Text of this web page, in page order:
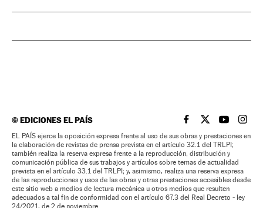
©EDICIONES EL PAÍS EL PAÍS BRASIL EN
EL PAÍSEL PAÍS
EL
EL PAÍS ejerce la oposición expresa frente al uso de sus obras y prestaciones en
la elaboración de revistas de prensa prevista en el artículo 32.1 del TRLPI;
también realiza la reserva expresa frente a la reproducción, distribución y
comunicación pública de sus trabajos y artículos sobre temas de actualidad
prevista en el artículo 33.1 del TRLPI; y, asimismo, realiza una reserva expresa
de las reproducciones y usos de las obras y otras prestaciones accesibles desde
este sitio web a medios de lectura mecánica u otros medios que resulten
adecuados a tal fin de conformidad con el artículo 67.3 del Real Decreto - ley
24/2021, de 2 de noviembre